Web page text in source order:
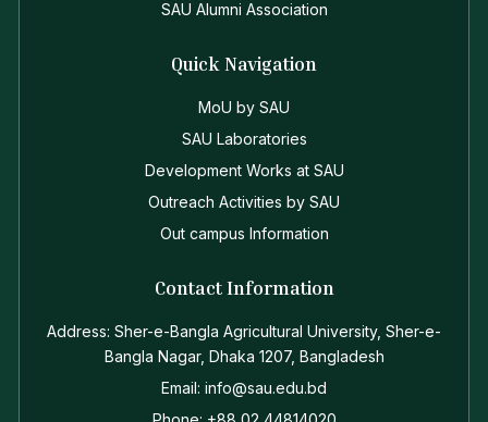
SAU Alumni Association
Quick Navigation
MoU by SAU
SAU Laboratories
Development Works at SAU
Outreach Activities by SAU
Out campus Information
Contact Information
Address: Sher-e-Bangla Agricultural University, Sher-e-
Bangla Nagar, Dhaka 1207, Bangladesh
Email: info@sau.edu.bd
Phone: +88 02 44814020